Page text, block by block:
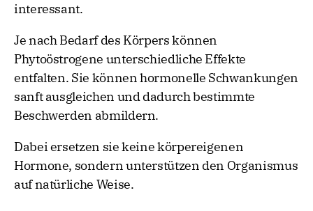
interessant.
Je nach Bedarf des Körpers können
Phytoöstrogene unterschiedliche Effekte
entfalten. Sie können hormonelle Schwankungen
sanft ausgleichen und dadurch bestimmte
Beschwerden abmildern.
Dabei ersetzen sie keine körpereigenen
Hormone, sondern unterstützen den Organismus
auf natürliche Weise.